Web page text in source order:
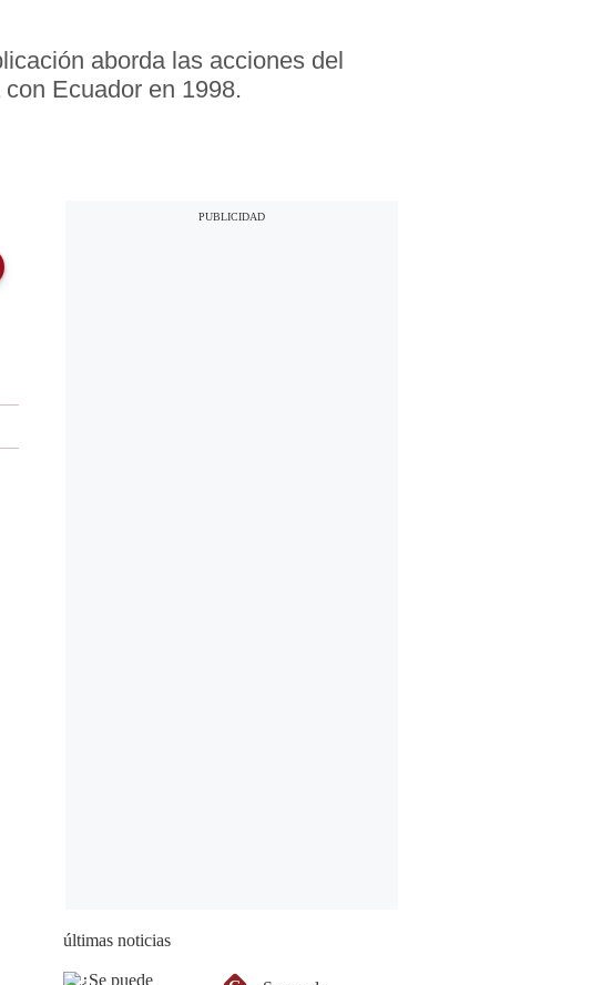
aborda las acciones del
Ecuador en 1998.
últimas noticias